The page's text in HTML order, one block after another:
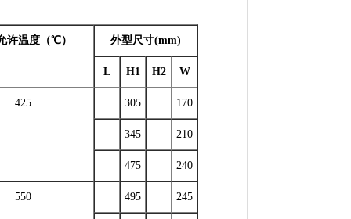
许温度（℃） 外型尺寸(mm)
L H1 H2 W
425 305 170
345 210
475 240
550 495 245